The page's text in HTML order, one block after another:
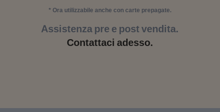
* Ora utilizzabile anche con carte prepagate.
Assistenza pre e post vendita.
Contattaci adesso.